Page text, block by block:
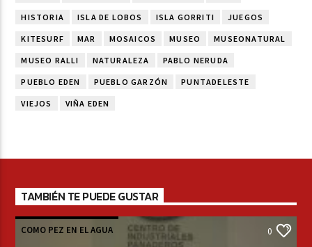
HISTORIA ISLA DE LOBOS ISLA GORRITI JUEGOS
KITESURF MAR MOSAICOS MUSEO MUSEONATURAL
MUSEO RALLI NATURALEZA PABLO NERUDA
PUEBLO EDEN PUEBLO GARZÓN PUNTADELESTE
VIEJOS VIÑA EDEN
TAMBIÉN TE PUEDE GUSTAR
COMO PEZ EN EL AGUA 0